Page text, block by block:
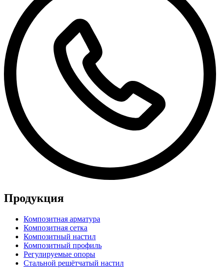
Продукция
Композитная арматура
Композитная сетка
Композитный настил
Композитный профиль
Регулируемые опоры
Стальной решётчатый настил